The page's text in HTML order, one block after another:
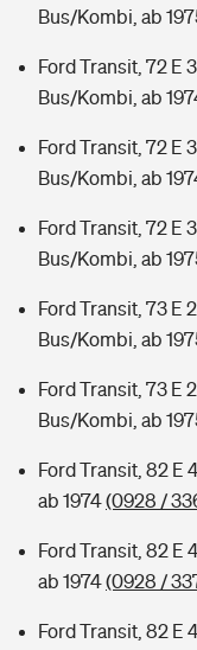
Bus/Kombi, ab
Ford Transit, 72 E
Bus/Kombi, ab
Ford Transit, 72 E
Bus/Kombi, ab
Ford Transit, 72 E
Bus/Kombi, ab
Ford Transit, 73 E
Bus/Kombi, ab
Ford Transit, 73 E
Bus/Kombi, ab
Ford Transit, 82 E
ab 1974(0928 /
Ford Transit, 82 E
ab 1974(0928 /
Ford Transit, 82 E